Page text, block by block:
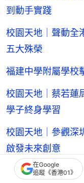
到動手實踐
校園天地｜聲動全
五大殊榮
福建中學附屬學校
校園天地｜蔡若
學子終身學習
校園天地｜參觀
啟發未來創意
校園天地｜救恩
在Google
追蹤《香港01》